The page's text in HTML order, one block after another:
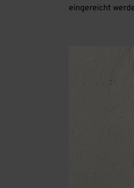
eingereicht